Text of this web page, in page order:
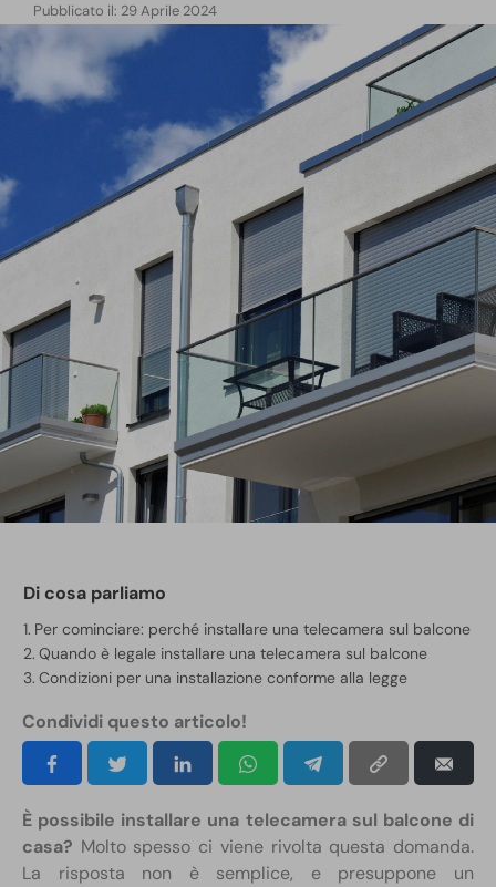
Pubblicato il: 29 Aprile 2024
Di cosa parliamo
Per cominciare: perché installare una telecamera sul balcone
Quando è legale installare una telecamera sul balcone
Condizioni per una installazione conforme alla legge
Condividi questo articolo!
È possibile installare una telecamera sul balcone di
casa? Molto spesso ci viene rivolta questa domanda.
La risposta non è semplice, e presuppone un